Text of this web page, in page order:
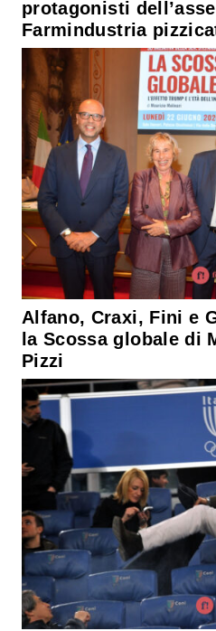
protagonisti
Farmindustria
Alfano, Craxi, Fini e
la Scossa globale di
Pizzi